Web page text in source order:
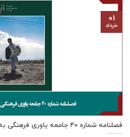
فصلنامه شماره ۴۰ جامعه یاوری فرهنگی به‌چاپ رسید
۰۱
خرداد